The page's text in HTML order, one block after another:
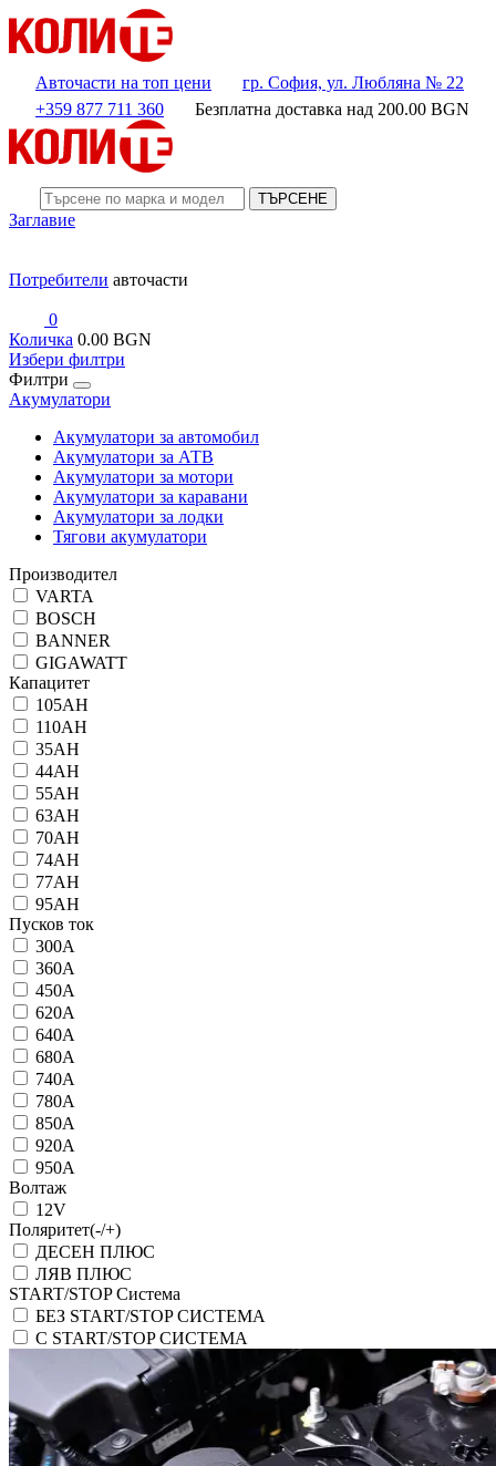
Авточасти на топ цени
гр. София, ул. Любляна № 22
+359 877 711 360
Безплатна доставка над 200.00 BGN
ТЪРСЕНЕ
Заглавие
Потребители авточасти
0
Количка 0.00 BGN
Избери филтри
Филтри
Акумулатори
Акумулатори за автомобил
Акумулатори за АТВ
Акумулатори за мотори
Акумулатори за каравани
Акумулатори за лодки
Тягови акумулатори
Производител
VARTA
BOSCH
BANNER
GIGAWATT
Капацитет
105AH
110AH
35AH
44AH
55AH
63AH
70AH
74AH
77AH
95AH
Пусков ток
300A
360A
450A
620A
640A
680A
740A
780A
850A
920A
950A
Волтаж
12V
Поляритет(-/+)
ДЕСЕН ПЛЮС
ЛЯВ ПЛЮС
START/STOP Система
БЕЗ START/STOP СИСТЕМА
С START/STOP СИСТЕМА